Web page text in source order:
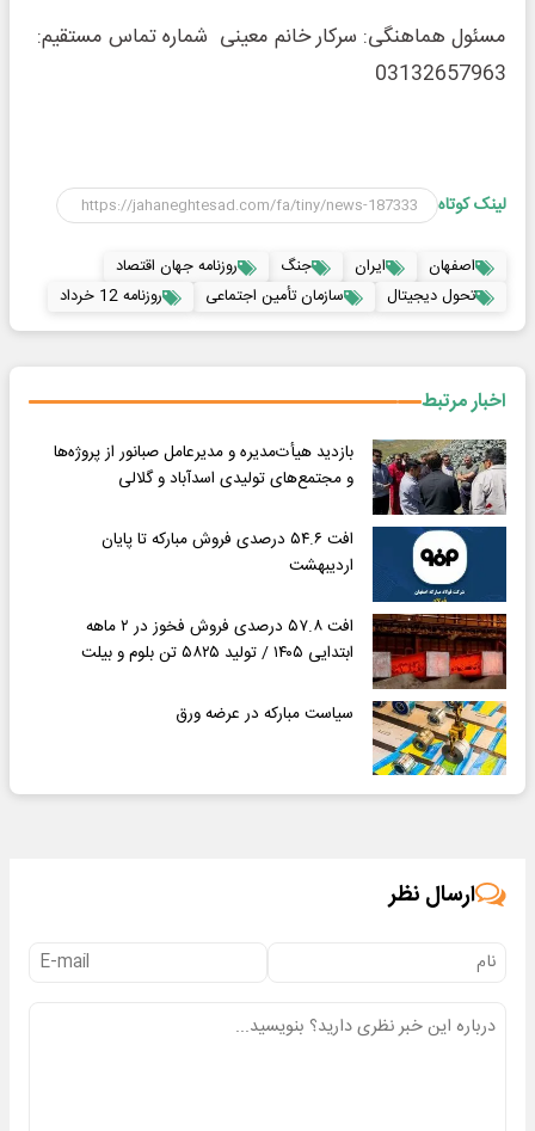
مسئول هماهنگی: سرکار خانم معینی شماره تماس مستقیم:
03132657963
لینک کوتاه
اصفهان ایران جنگ
روزنامه جهان اقتصاد
تحول دیجیتال
سازمان تأمین اجتماعی روزنامه 12 خرداد
اخبار مرتبط
بازدید هیأت‌مدیره و مدیرعامل صبانور از پروژه‌ها
و مجتمع‌های تولیدی اسدآباد و گلالی
افت ۵۴.۶ درصدی فروش مبارکه تا پایان
اردیبهشت
افت ۵۷.۸ درصدی فروش فخوز در ۲ ماهه
ابتدایی ۱۴۰۵ / تولید ۵۸۲۵ تن بلوم و بیلت
سیاست مبارکه در عرضه ورق
ارسال نظر